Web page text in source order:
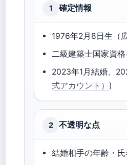
1 確定情報
1976年2月8日生（
二級建築士国家資
2023年1月結婚、
式アカウント） )
2 不透明な点
結婚相手の年齢・